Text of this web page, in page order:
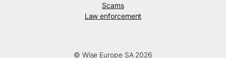
Scams
Law enforcement
© Wise Europe SA 2026